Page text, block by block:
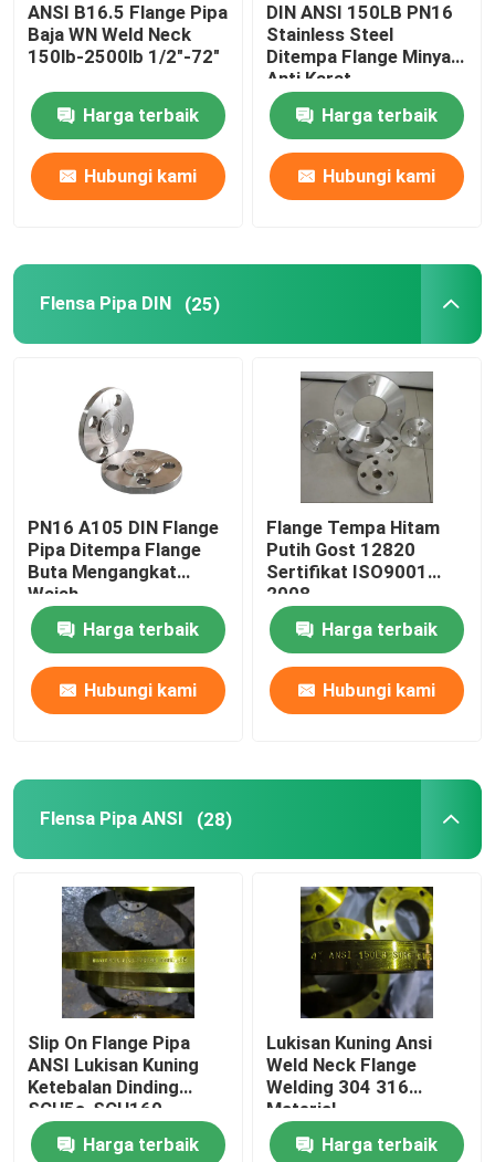
Fitting Pipa Siku
Tutup Fitting Pipa
Tee Fitting Pipa
Pipa Baja Karbon
ANSI B16.5 Flange Pipa
Baja WN Weld Neck
150lb-2500lb 1/2"-72"
Harga terbaik
Hubungi kami
DIN ANSI 150LB PN16
Stainless Steel
Ditempa Flange Minyak
Anti Karat,
Harga terbaik
Hubungi kami
Flensa Pipa DIN (25)
PN16 A105 DIN Flange
Pipa Ditempa Flange
Buta Mengangkat
Wajah
Harga terbaik
Hubungi kami
Flange Tempa Hitam
Putih Gost 12820
Sertifikat ISO9001
2008
Harga terbaik
Hubungi kami
Flensa Pipa ANSI (28)
Slip On Flange Pipa
ANSI Lukisan Kuning
Ketebalan Dinding
SCH5s-SCH160
Harga terbaik
Lukisan Kuning Ansi
Weld Neck Flange
Welding 304 316
Material
Harga terbaik